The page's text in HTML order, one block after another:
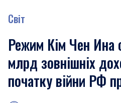
Світ
Режим Кім Чен Ина
млрд зовнішніх
початку війни РФ